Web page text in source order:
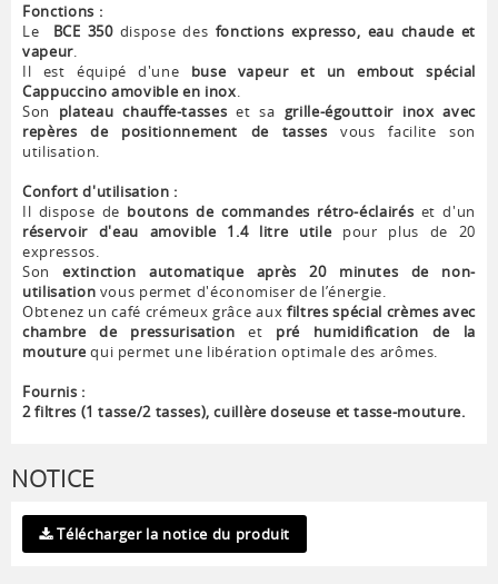
Fonctions :
Le BCE 350 dispose des fonctions expresso, eau chaude et
vapeur.
Il est équipé d'une buse vapeur et un embout spécial
Cappuccino amovible en inox.
Son plateau chauffe-tasses et sa grille-égouttoir inox avec
repères de positionnement de tasses vous facilite son
utilisation.
Confort d'utilisation :
Il dispose de boutons de commandes rétro-éclairés et d'un
réservoir d'eau amovible 1.4 litre utilepour plus de 20
expressos.
Sonextinction automatique après 20 minutes de non-
utilisation vous permet d'économiser de l’énergie.
Obtenez un café crémeux grâce aux filtres spécial crèmes avec
chambre de pressurisationet pré humidification de la
mouturequi permet une libération optimale des arômes.
Fournis :
2 filtres (1 tasse/2 tasses), cuillère doseuse et tasse-mouture.
NOTICE
Télécharger la notice du produit